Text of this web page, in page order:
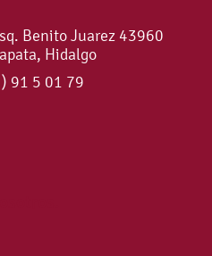
Benito Juarez 43960
Hidalgo
91 5 01 79